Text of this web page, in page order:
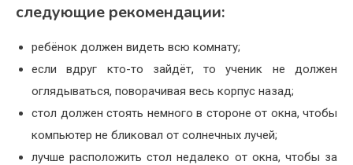
следующие рекомендации:
ребёнок должен видеть всю комнату;
если вдруг кто-то зайдёт, то ученик не должен
оглядываться, поворачивая весь корпус назад;
стол должен стоять немного в стороне от окна, чтобы
компьютер не бликовал от солнечных лучей;
лучше расположить стол недалеко от окна, чтобы за